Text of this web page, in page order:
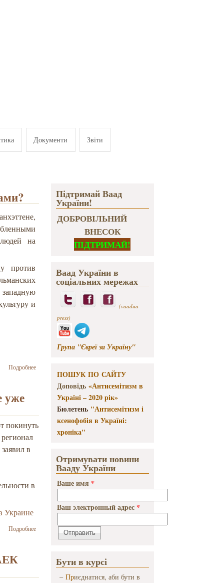
Документи Звіти
на
против
и
Подробнеео "Маарив":
что Запад
может сделать
мусульманами?
уже
покинуть
в
в
Украине
Подробнеео Эдуард
евреев не в
Підтримай Ваад
України!
ДОБРОВІЛЬНИЙ
ВНЕСОК
ПІДТРИМАЙ!
Ваад України в
соціальних мережах
(vaadua
press)
Група "Євреї за Україну"
ПОШУК ПО САЙТУ
Доповідь «Антисемітизм в
Україні – 2020 рік»
Бюлетень "Антисемітизм і
ксенофобія в Україні:
хроніка"
Отримувати новини
Вааду України
Ваше имя *
Ваш электронный адрес *
Бути в курсі
– Приєднатися, аби бути в